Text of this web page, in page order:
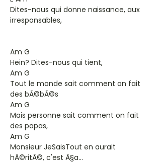
Dites-nous qui donne naissance, aux
irresponsables,
Am G
Hein? Dites-nous qui tient,
Am G
Tout le monde sait comment on fait
des bÃ©bÃ©s
Am G
Mais personne sait comment on fait
des papas,
Am G
Monsieur JeSaisTout en aurait
hÃ©ritÃ©, c'est Ã§a...